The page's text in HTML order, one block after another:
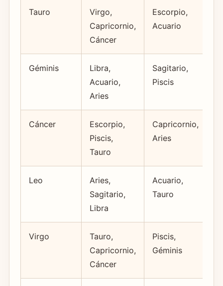
Tauro
Virgo,
Capricornio,
Cáncer
Escorpio,
Acuario
Géminis
Libra,
Acuario,
Aries
Sagitario,
Piscis
Cáncer
Escorpio,
Piscis,
Tauro
Capricornio,
Aries
Leo
Aries,
Sagitario,
Libra
Acuario,
Tauro
Virgo
Tauro,
Capricornio,
Cáncer
Piscis,
Géminis